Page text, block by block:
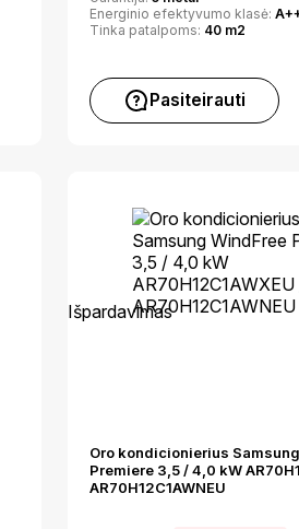
Energinio efektyvumo klasė:
Tinka patalpoms: 40 m2
Pasiteirauti
Išpardavimas
Oro kondicionierius
Premiere 3,5 / 4,0 kW
AR70H12C1AWNEU